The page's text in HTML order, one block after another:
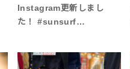
Instagram更新しまし
た！ #sunsurf…